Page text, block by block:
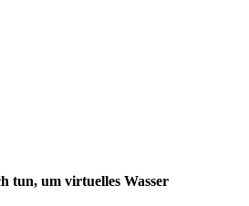
tun, um virtuelles Wasser